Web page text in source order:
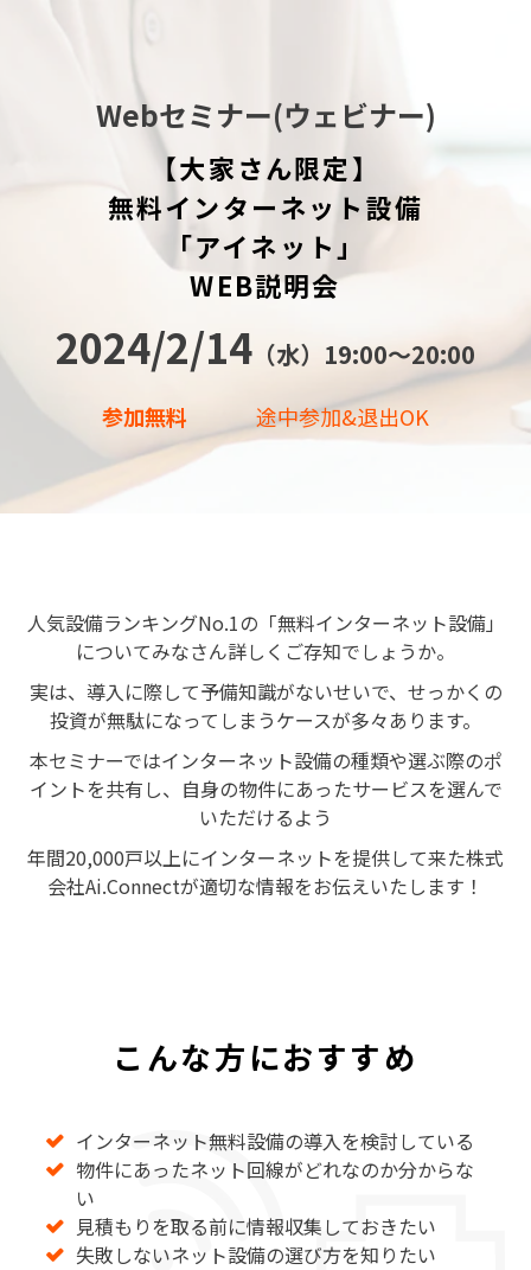
Webセミナー(ウェビナー)
【大家さん限定】
無料インターネット設備
「アイネット」
WEB説明会
2024/2/14 （水）19:00〜20:00
参加無料 途中参加&退出OK
人気設備ランキングNo.1の「無料インターネット設備」
についてみなさん詳しくご存知でしょうか。
実は、導入に際して予備知識がないせいで、せっかくの
投資が無駄になってしまうケースが多々あります。
本セミナーではインターネット設備の種類や選ぶ際のポ
イントを共有し、自身の物件にあったサービスを選んで
いただけるよう
年間20,000戸以上にインターネットを提供して来た株式
会社Ai.Connectが適切な情報をお伝えいたします！
こんな方におすすめ
インターネット無料設備の導入を検討している
物件にあったネット回線がどれなのか分からな
い
見積もりを取る前に情報収集しておきたい
失敗しないネット設備の選び方を知りたい